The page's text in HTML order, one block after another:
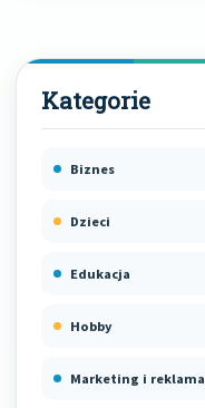
Biznes
Dzieci
Edukacja
Hobby
Marketing i reklama